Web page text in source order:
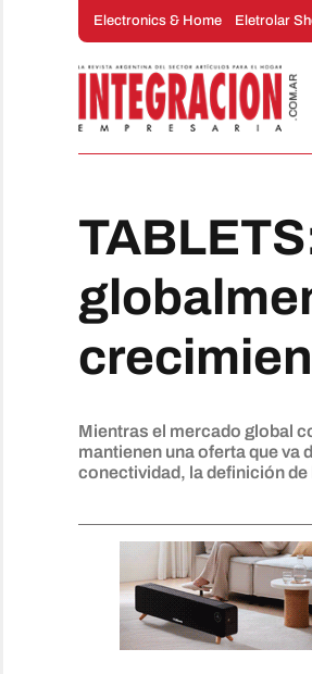
Electronics & Home Eletrolar
Mientras el mercado global
mantienen una oferta que va
conectividad, la definición